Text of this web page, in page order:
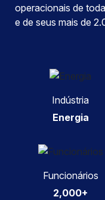
operacionais de
e de seus mais de
Indústria
Energia
Funcionários
2,000+